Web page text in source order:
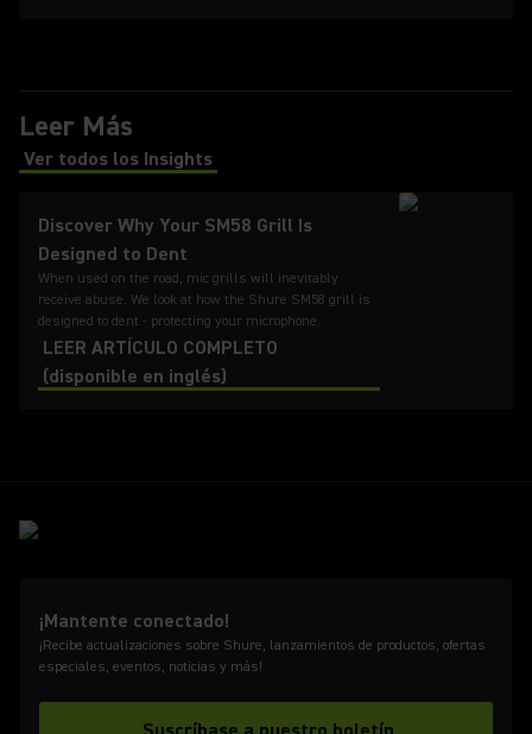
Leer Más
Ver todos los Insights
(Opens in a new tab)
Discover Why Your SM58 Grill Is
Designed to Dent
When used on the road, mic grills will inevitably
receive abuse. We look at how the Shure SM58 grill is
designed to dent - protecting your microphone.
LEER ARTÍCULO COMPLETO
(disponible en inglés)
¡Mantente conectado!
¡Recibe actualizaciones sobre Shure, lanzamientos de productos, ofertas
especiales, eventos, noticias y más!